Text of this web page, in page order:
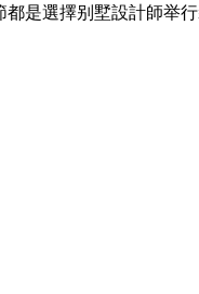
是選擇别墅設計師举